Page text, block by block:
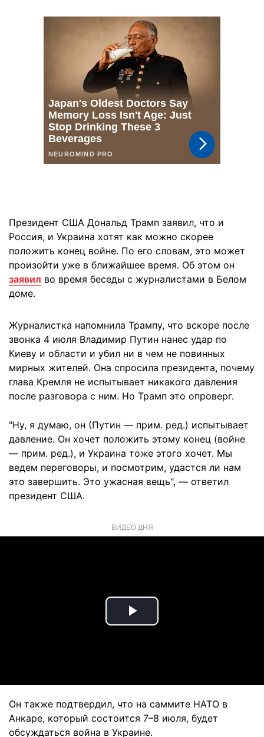
Президент США Дональд Трамп заявил, что и
Россия, и Украина хотят как можно скорее
положить конец войне. По его словам, это может
произойти уже в ближайшее время. Об этом он
заявил во время беседы с журналистами в Белом
доме.
Журналистка напомнила Трампу, что вскоре после
звонка 4 июля Владимир Путин нанес удар по
Киеву и области и убил ни в чем не повинных
мирных жителей. Она спросила президента, почему
глава Кремля не испытывает никакого давления
после разговора с ним. Но Трамп это опроверг.
"Ну, я думаю, он (Путин — прим. ред.) испытывает
давление. Он хочет положить этому конец (войне
— прим. ред.), и Украина тоже этого хочет. Мы
ведем переговоры, и посмотрим, удастся ли нам
это завершить. Это ужасная вещь", — ответил
президент США.
ВИДЕО ДНЯ
Play
Он также подтвердил, что на саммите НАТО в
Анкаре, который состоится 7–8 июля, будет
обсуждаться война в Украине.